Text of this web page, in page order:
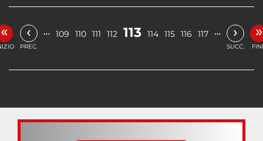
« ‹
PREC.
… 109 110 111 112 113 114 115 116 117 … ›
SUCC.
»